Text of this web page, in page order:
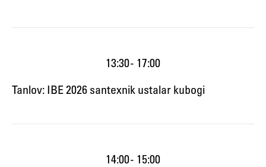
13:30 - 17:00
Tanlov: IBE 2026 santexnik ustalar kubogi
14:00 - 15:00